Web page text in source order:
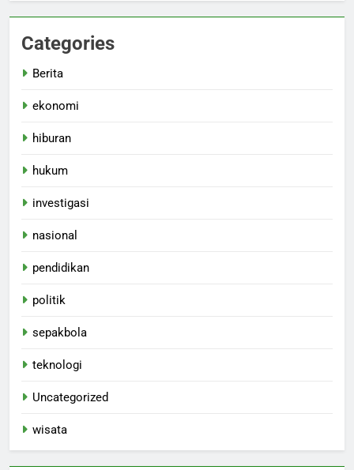
Categories
Berita
ekonomi
hiburan
hukum
investigasi
nasional
pendidikan
politik
sepakbola
teknologi
Uncategorized
wisata